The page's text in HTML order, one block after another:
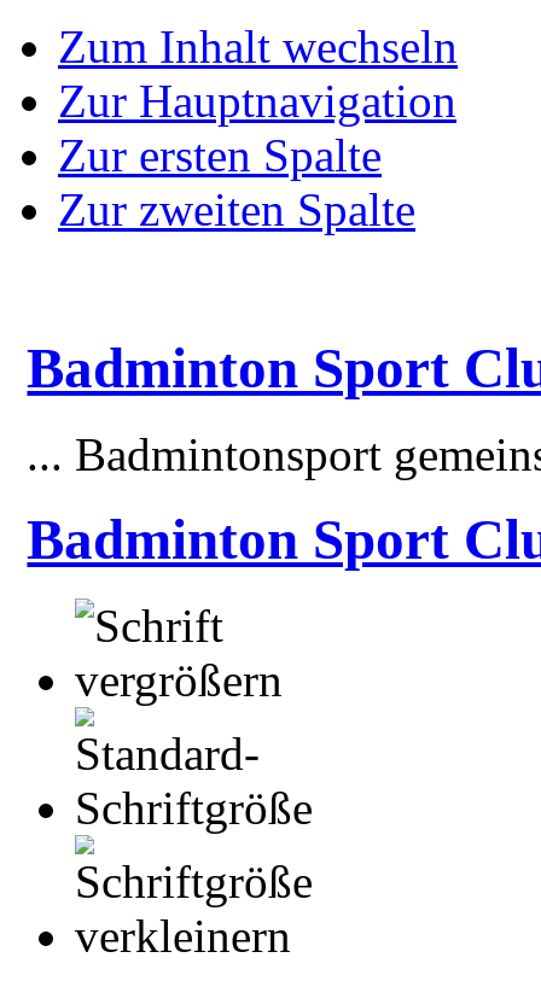
Zum Inhalt wechseln
Zur Hauptnavigation
Zur ersten Spalte
Zur zweiten Spalte
Badminton Sport
... Badmintonsport
Badminton Sport